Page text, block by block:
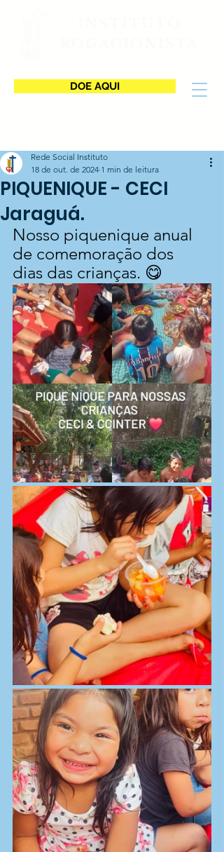
DOE AQUI
PIQUENIQUE - CECI
Jaraguá.
Rede Social Instituto
18 de out. de 2024 1 min de leitura
Nosso piquenique anual
de comemoração dos
dias das crianças. 😋